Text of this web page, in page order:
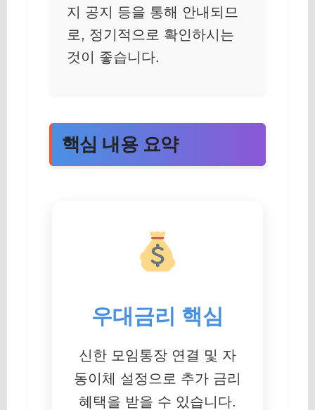
지 공지 등을 통해 안내되므
로, 정기적으로 확인하시는
것이 좋습니다.
핵심 내용 요약
우대금리 핵심
신한 모임통장 연결 및 자
동이체 설정으로 추가 금리
혜택을 받을 수 있습니다.